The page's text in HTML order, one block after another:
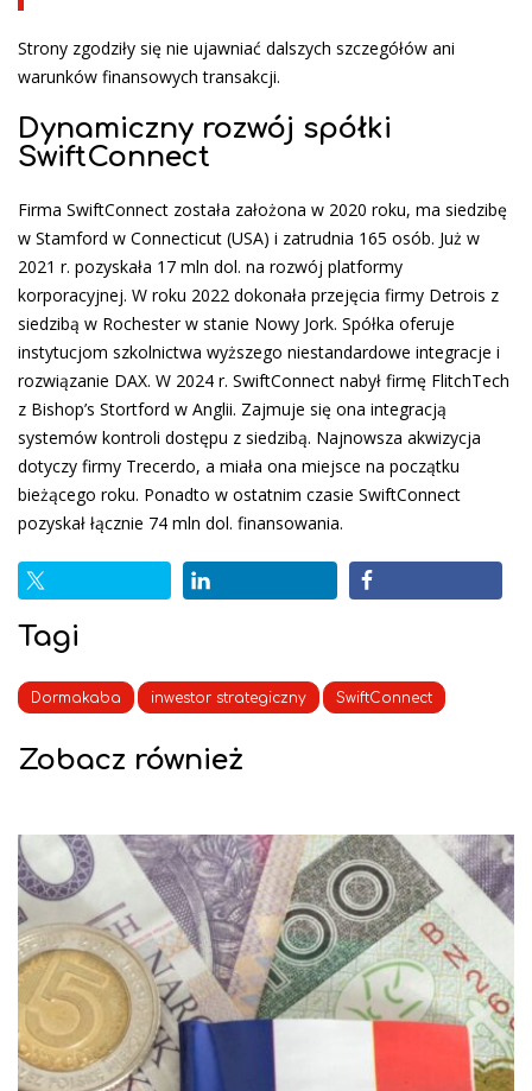
Strony zgodziły się nie ujawniać dalszych szczegółów ani
warunków finansowych transakcji.
Dynamiczny rozwój spółki
SwiftConnect
Firma SwiftConnect została założona w 2020 roku, ma siedzibę
w Stamford w Connecticut (USA) i zatrudnia 165 osób. Już w
2021 r. pozyskała 17 mln dol. na rozwój platformy
korporacyjnej. W roku 2022 dokonała przejęcia firmy Detrois z
siedzibą w Rochester w stanie Nowy Jork. Spółka oferuje
instytucjom szkolnictwa wyższego niestandardowe integracje i
rozwiązanie DAX. W 2024 r. SwiftConnect nabył firmę FlitchTech
z Bishop’s Stortford w Anglii. Zajmuje się ona integracją
systemów kontroli dostępu z siedzibą. Najnowsza akwizycja
dotyczy firmy Trecerdo, a miała ona miejsce na początku
bieżącego roku. Ponadto w ostatnim czasie SwiftConnect
pozyskał łącznie 74 mln dol. finansowania.
Tagi
Dormakaba inwestor strategiczny SwiftConnect
Zobacz również